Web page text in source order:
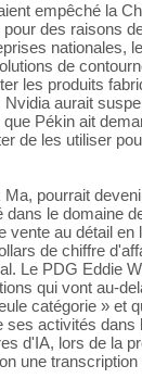
empêché la
des raisons
nationales,
de
les produits
aurait
Pékin ait
de les utiliser
pourrait
le domaine
vente au détail en
de chiffre
Le PDG Eddie
qui vont au-
catégorie » et
ses activités dans
d'IA, lors de la
une